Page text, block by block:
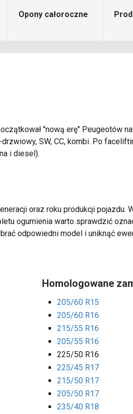
Opony całoroczne
"nową erę" Peugeotów
SW, CC, kombi. Po
i diesel).
oraz roku produkcji pojazdu.
ogumienia warto sprawdzić
odpowiedni model i uniknąć
Homologowane
205/60 R15
205/60 R16
215/55 R16
205/55 R16
225/50 R16
225/45 R17
215/50 R17
205/50 R17
235/40 R18